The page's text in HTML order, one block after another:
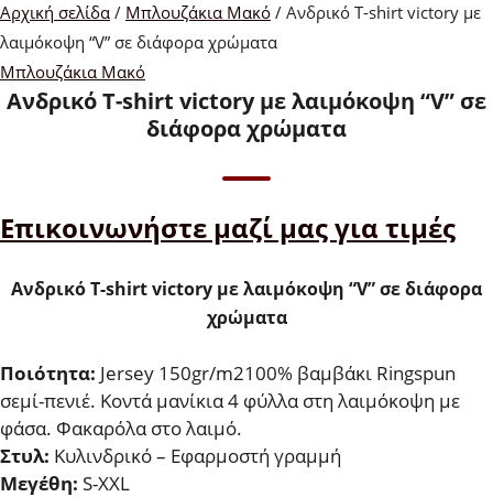
Αρχική σελίδα / Μπλουζάκια Μακό / Aνδρικό T-shirt victory με
λαιμόκοψη “V” σε διάφορα χρώματα
Μπλουζάκια Μακό
Aνδρικό T-shirt victory με λαιμόκοψη “V” σε
διάφορα χρώματα
Επικοινωνήστε μαζί μας για τιμές
Ανδρικό T-shirt victory με λαιμόκοψη “V” σε διάφορα
χρώματα
Ποιότητα: Jersey 150gr/m2100% βαμβάκι Ringspun
σεμί-πενιέ. Κοντά μανίκια 4 φύλλα στη λαιμόκοψη με
φάσα. Φακαρόλα στο λαιμό.
Στυλ: Κυλινδρικό – Εφαρμοστή γραμμή
Μεγέθη: S-XXL